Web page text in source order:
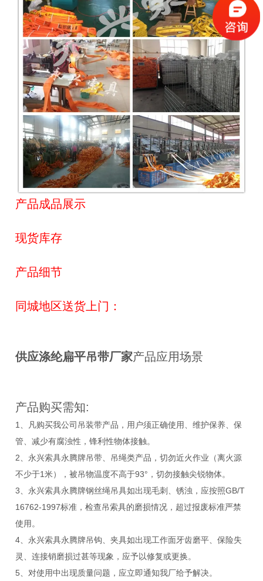
产品成品展示
现货库存
产品细节
同城地区送货上门：
供应涤纶扁平吊带厂家产品应用场景
产品购买需知:
1、凡购买我公司吊装带产品，用户须正确使用、维护保养、保
管、减少有腐浊性，锋利性物体接触。
2、永兴索具永腾牌吊带、吊绳类产品，切勿近火作业（离火源
不少于1米），被吊物温度不高于93°，切勿接触尖锐物体。
3、永兴索具永腾牌钢丝绳吊具如出现毛刺、锈浊，应按照GB/T
16762-1997标准，检查吊索具的磨损情况，超过报废标准严禁
使用。
4、永兴索具永腾牌吊钩、夹具如出现工作面牙齿磨平、保险失
灵、连接销磨损过甚等现象，应予以修复或更换。
5、对使用中出现质量问题，应立即通知我厂给予解决。